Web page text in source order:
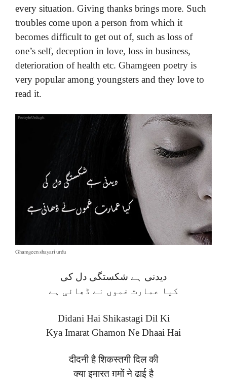
every situation. Giving thanks brings more. Such
troubles come upon a person from which it
becomes difficult to get out of, such as loss of
one’s self, deception in love, loss in business,
deterioration of health etc. Ghamgeen poetry is
very popular among youngsters and they love to
read it.
Ghamgeen shayari urdu
دیدنی ہے شکستگی دل کی
کیا عمارت غموں نے ڈھائی ہے
Didani Hai Shikastagi Dil Ki
Kya Imarat Ghamon Ne Dhaai Hai
दीदनी है शिकस्तगी दिल की
क्या इमारत ग़मों ने ढाई है